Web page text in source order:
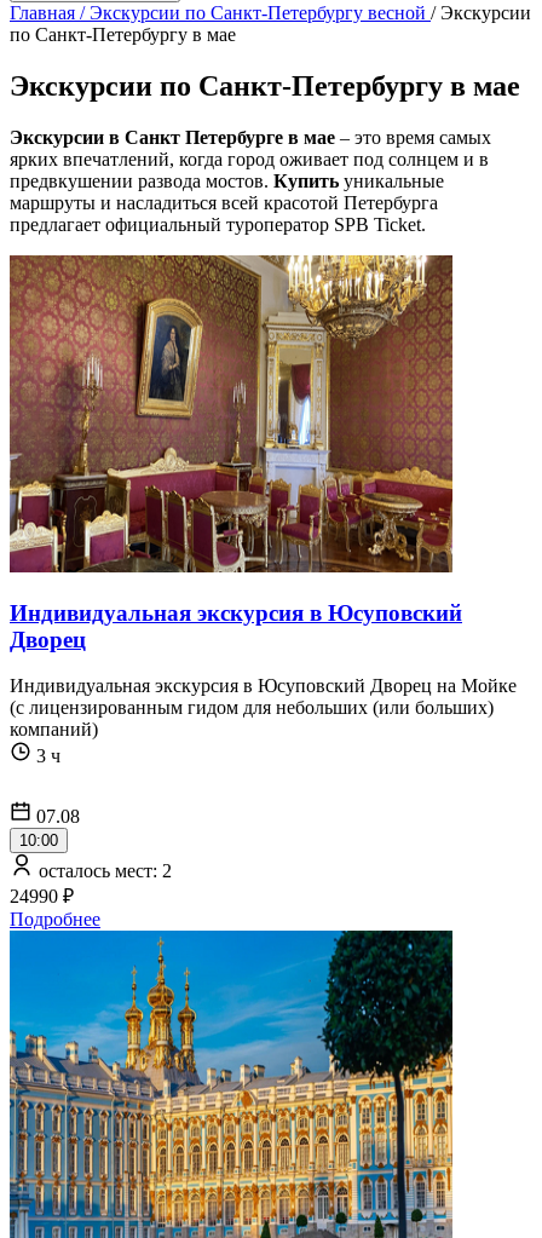
Главная /Экскурсии по Санкт-Петербургу весной /Экскурсии
по Санкт-Петербургу в мае
Экскурсии по Санкт-Петербургу в мае
Экскурсии в Санкт Петербурге в мае – это время самых
ярких впечатлений, когда город оживает под солнцем и в
предвкушении развода мостов. Купить уникальные
маршруты и насладиться всей красотой Петербурга
предлагает официальный туроператор SPB Ticket.
Индивидуальная экскурсия в Юсуповский
Дворец
Индивидуальная экскурсия в Юсуповский Дворец на Мойке
(с лицензированным гидом для небольших (или больших)
компаний)
3 ч
07.08
10:00
осталось мест: 2
24990 ₽
Подробнее